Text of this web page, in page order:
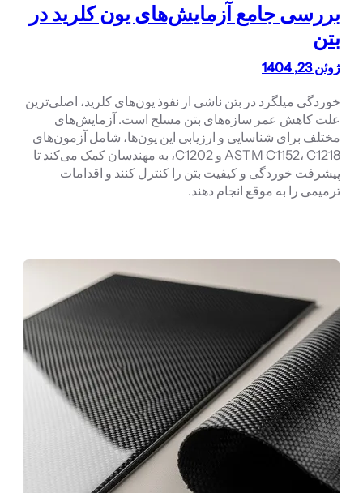
بررسی جامع آزمایش‌های یون کلرید در
بتن
ژوئن 23, 1404
خوردگی میلگرد در بتن ناشی از نفوذ یون‌های کلرید، اصلی‌ترین
علت کاهش عمر سازه‌های بتن مسلح است. آزمایش‌های
مختلف برای شناسایی و ارزیابی این یون‌ها، شامل آزمون‌های
ASTM C1152، C1218 و C1202، به مهندسان کمک می‌کند تا
پیشرفت خوردگی و کیفیت بتن را کنترل کنند و اقدامات
ترمیمی را به موقع انجام دهند.